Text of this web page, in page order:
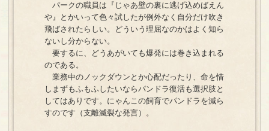
パークの職員は『じゃあ壁の裏に逃げ込めばえん
や』とかいって色々試したが例外なく自分だけ吹き
飛ばされたらしい。どういう理屈なのかはよく知ら
ないし分からない。
要するに、どうあがいても爆発には巻き込まれる
のである。
業務中のノックダウンとか心配だったり、命を惜
しまずもふもふしたいならパンドラ復活も選択肢と
してはありです。にゃんこの飼育でパンドラを減ら
すのです（支離滅裂な発言）。